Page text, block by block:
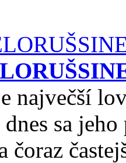
največší
sa
čoraz